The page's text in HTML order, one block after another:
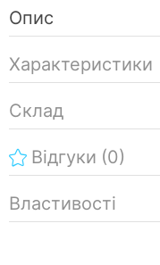
Опис
Характеристики
Склад
Відгуки (0)
Властивості